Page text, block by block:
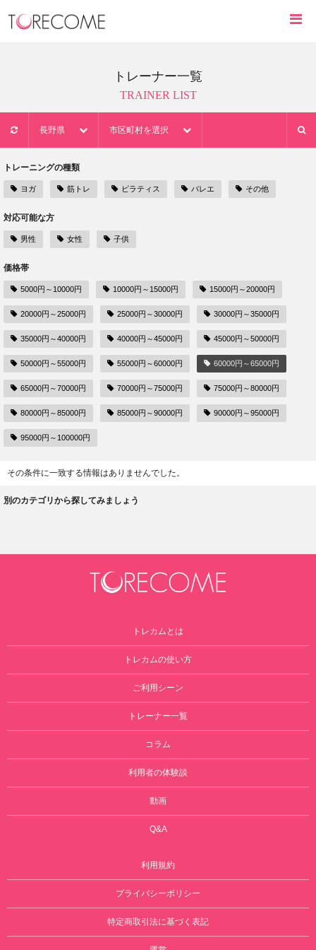
トレーナー一覧
TRAINER LIST
長野県 市区町村を選択
トレーニングの種類
ヨガ 筋トレ ピラティス バレエ その他
対応可能な方
男性 女性 子供
価格帯
5000円～10000円 10000円～15000円 15000円～20000円
20000円～25000円 25000円～30000円 30000円～35000円
35000円～40000円 40000円～45000円 45000円～50000円
50000円～55000円 55000円～60000円 60000円～65000円
65000円～70000円 70000円～75000円 75000円～80000円
80000円～85000円 85000円～90000円 90000円～95000円
95000円～100000円
その条件に一致する情報はありませんでした。
別のカテゴリから探してみましょう
トレカムとは
トレカムの使い方
ご利用シーン
トレーナー一覧
コラム
利用者の体験談
動画
Q&A
利用規約
プライバシーポリシー
特定商取引法に基づく表記